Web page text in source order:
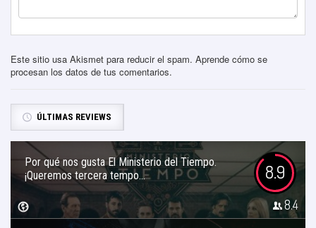
Este sitio usa Akismet para reducir el spam. Aprende cómo se
procesan los datos de tus comentarios.
ÚLTIMAS REVIEWS
Por qué nos gusta El Ministerio del Tiempo.
¡Queremos tercera tempo...
8.9
8.4